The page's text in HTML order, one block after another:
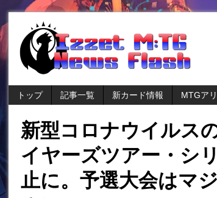
トップ 記事一覧 新カード情報 MTGア
新型コロナウイルス
イヤーズツアー・シ
止に。予選大会はマ